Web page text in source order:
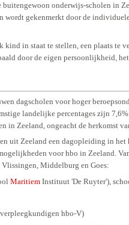
onderwijs-scholen in
gekenmerkt door de
in staat te stellen, een plaats te
door de eigen persoonlijkheid,
dagscholen voor hoger
landelijke percentages zijn
in Zeeland, ongeacht de herkomst
uit Zeeland een dagopleiding in
voor hbo in Zeeland.
Middelburg en Goes:
Maritiem Instituut 'De Ruyter'),
hbo-V)